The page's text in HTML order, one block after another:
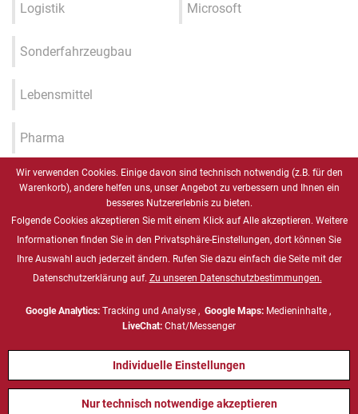
Logistik
Sonderfahrzeugbau
Lebensmittel
Pharma
Industrie 4.0 / IIOT / Smart
Gesundheitswesen
Marine
Energie & Chemie, ATEX
Microsoft
Wir verwenden Cookies. Einige davon sind technisch notwendig (z.B. für den
Warenkorb), andere helfen uns, unser Angebot zu verbessern und Ihnen ein
besseres Nutzererlebnis zu bieten.
Folgende Cookies akzeptieren Sie mit einem Klick auf Alle akzeptieren. Weitere
Informationen finden Sie in den Privatsphäre-Einstellungen, dort können Sie
Ihre Auswahl auch jederzeit ändern. Rufen Sie dazu einfach die Seite mit der
Datenschutzerklärung auf. Zu unseren Datenschutzbestimmungen.
Google Analytics:Tracking und Analyse , Google Maps:Medieninhalte ,
LiveChat: Chat/Messenger
Individuelle Einstellungen
Nur technisch notwendige akzeptieren